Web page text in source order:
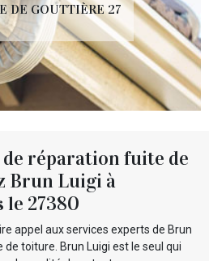
DE GOUTTIÈRE 27
réparation fuite de
Brun Luigi à
le 27380
appel aux services experts de Brun
toiture. Brun Luigi est le seul qui